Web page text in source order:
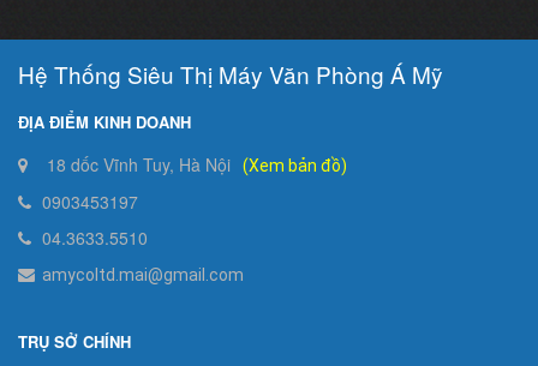
Hệ Thống Siêu Thị Máy Văn Phòng Á Mỹ
ĐỊA ĐIỂM KINH DOANH
18 dốc Vĩnh Tuy, Hà Nội (Xem bản đồ)
0903453197
04.3633.5510
amycoltd.mai@gmail.com
TRỤ SỞ CHÍNH